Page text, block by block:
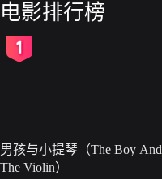
电影排行榜
男孩与小提琴（The Boy And
The Violin）